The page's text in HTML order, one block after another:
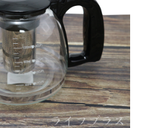
限公司提供之「AFTEE先享後付」服務完成之交
內提供個人資料，並將交易相關給付款項請求債
公司。
，請瀏覽以下網址：
徵得法定代理人或監護人之同意方可使用
經同意申辦者引起之損失，本公司不負相關責
」時，將依據個別帳號之用戶狀況，依本公司即
；若仍有額度不足之情形，本公司將視審查結果